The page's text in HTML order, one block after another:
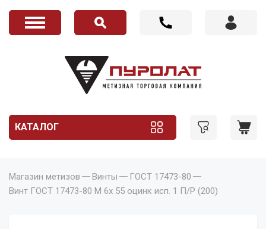
КАТАЛОГ
Магазин метизов Винты
ГОСТ 17473-80
Винт ГОСТ 17473-80 M 6x 55 оцинк исп. 1 П/Р (200)